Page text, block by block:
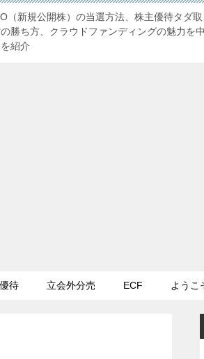
（新規公開株）の当選方法、株主優待タダ
勝ち方、クラウドファンディングの魅力を
紹介
待 立会外分売 ECF ようこ